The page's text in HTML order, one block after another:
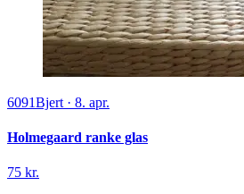
6091Bjert · 8. apr.
Holmegaard ranke glas
75 kr.